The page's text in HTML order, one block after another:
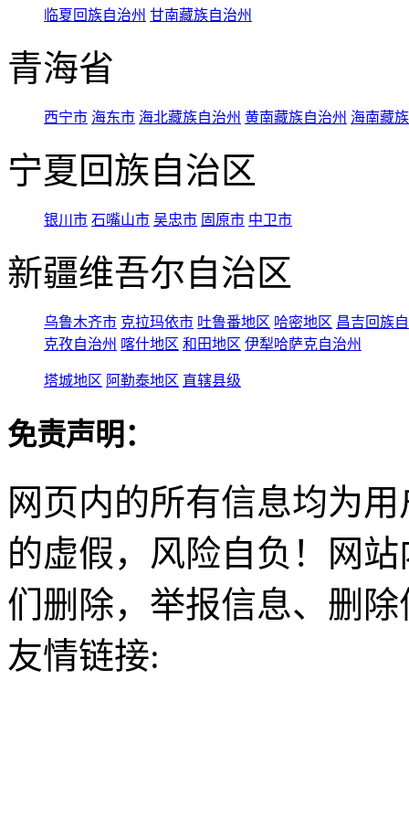
临夏回族自治州 甘南藏族自治州
青海省
西宁市 海东市 海北藏族自治州 黄南藏族自治州 海南藏
宁夏回族自治区
银川市 石嘴山市 吴忠市 固原市 中卫市
新疆维吾尔自治区
乌鲁木齐市 克拉玛依市 吐鲁番地区 哈密地区 昌吉回族
克孜自治州 喀什地区 和田地区 伊犁哈萨克自治州
塔城地区 阿勒泰地区 直辖县级
免责声明：
网页内的所有信息均为
的虚假，风险自负！网
们删除，举报信息、删
友情链接: